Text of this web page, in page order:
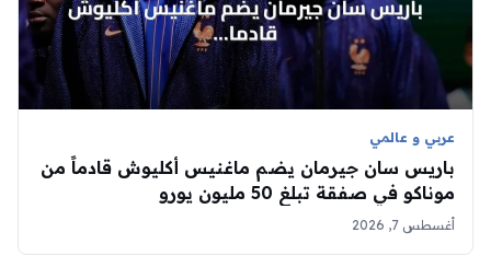
عربي و عالمي
باريس سان جيرمان يضم ماغنيس أكليوش قادماً من
موناكو في صفقة تبلغ 50 مليون يورو
أغسطس 7, 2026